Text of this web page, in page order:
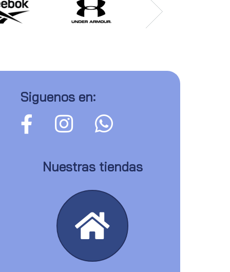
Siguenos en:
Nuestras tiendas